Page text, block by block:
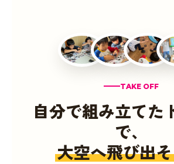
TAKE OFF
自分で組み立てた
で、
大空へ飛び出